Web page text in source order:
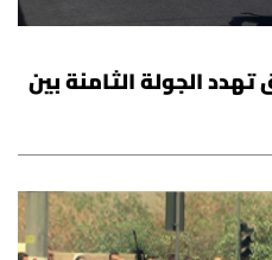
الجولة الثامنة بين